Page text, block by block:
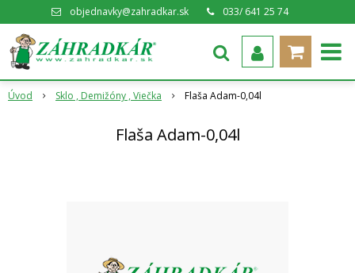
objednavky@zahradkar.sk 033/ 641 25 74
Úvod Sklo , Demižóny , Viečka Flaša Adam-0,04l
Flaša Adam-0,04l